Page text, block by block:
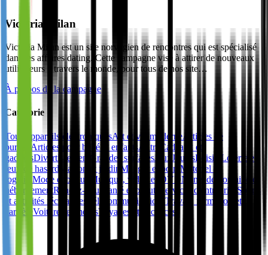
Victoria Milan
Victoria Milan est un site norvégien de rencontres qui est spécialisé
dans les affaires dating. Cette campagne vise à attirer de nouveaux
utilisateurs à travers le monde, pour tous de nos site…
À propos de la campagne
Catégorie
Tous Appareils électroniquesArt et vie moderneArticles de
bureau
Articles pour bébé et enfantsAutre
Cadeaux et
gadgetsDivertissement Grandes surfacesJeux JouetsLoisirs
Loterie et
jeux de hasard Maison et jardin Manger et boire Matériel et
logiciel Mode et bijoux Musique, vidéo et DVDNoms de domaine et
hébergementRendez-vous Santé et beauté Services d'entreprise Sports
et activités récréatives
TélécommunicationsTravail, formation et
carrièreVoitures et motosVoyages et vacances